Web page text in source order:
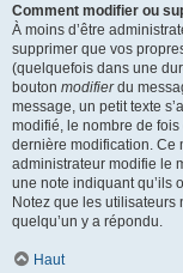
Comment modifier ou
À moins d’être
supprimer que vos
(quelquefois dans une
bouton modifierdu
message, un petit texte
modifié, le nombre de
dernière modification. Ce
administrateur modifie le
une note indiquant qu’ils
Notez que les utilisateurs
quelqu’un y a répondu.
Haut